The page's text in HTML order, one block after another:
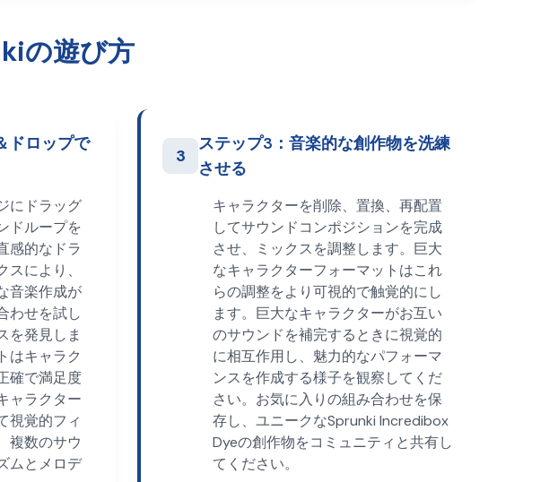
の遊び方
ドロップで
にドラッグ
ドループを
感的なドラ
により、
音楽作成が
わせを試し
を発見しま
はキャラク
確で満足度
ャラクター
視覚的フィ
複数のサウ
ムとメロデ
3
ステップ3：音楽的な創作物を洗練
させる
キャラクターを削除、置換、再配置
してサウンドコンポジションを完成
させ、ミックスを調整します。巨大
なキャラクターフォーマットはこれ
らの調整をより可視的で触覚的にし
ます。巨大なキャラクターがお互い
のサウンドを補完するときに視覚的
に相互作用し、魅力的なパフォーマ
ンスを作成する様子を観察してくだ
さい。お気に入りの組み合わせを保
存し、ユニークなSprunki Incredibox
Dyeの創作物をコミュニティと共有し
てください。